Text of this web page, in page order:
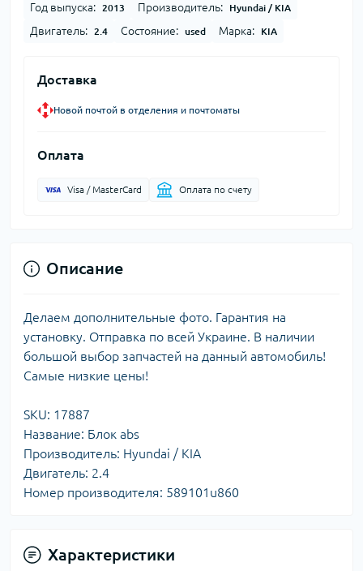
Год выпуска: 2013 Производитель: Hyundai / KIA
Двигатель: 2.4 Состояние: used Марка: KIA
Доставка
Новой почтой в отделения и почтоматы
Оплата
Visa / MasterCard Оплата по счету
Описание
Делаем дополнительные фото. Гарантия на
установку. Отправка по всей Украине. В наличии
большой выбор запчастей на данный автомобиль!
Самые низкие цены!
SKU: 17887
Название: Блок abs
Производитель: Hyundai / KIA
Двигатель: 2.4
Номер производителя: 589101u860
Характеристики